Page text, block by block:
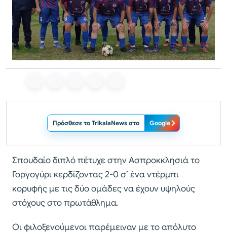
Πρόσθεσε το TrikalaNews στο Google
Σπουδαίο διπλό πέτυχε στην Ασπροκκλησιά το
Γοργογύρι κερδίζοντας 2-0 σ’ ένα ντέρμπι
κορυφής με τις δύο ομάδες να έχουν υψηλούς
στόχους στο πρωτάθλημα.
Οι φιλοξενούμενοι παρέμειναν με το απόλυτο